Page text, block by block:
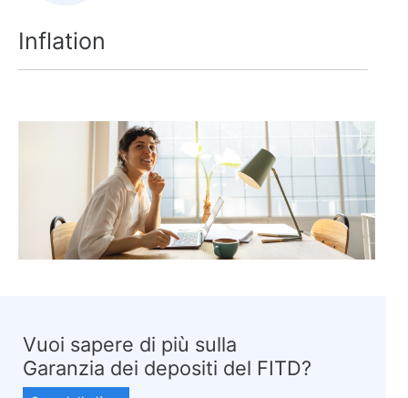
Inflation
Vuoi sapere di più sulla
Garanzia dei depositi del FITD?